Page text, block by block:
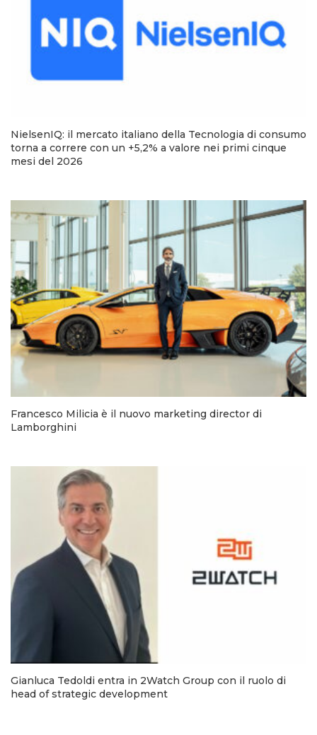
NielsenIQ: il mercato italiano della Tecnologia di consumo
torna a correre con un +5,2% a valore nei primi cinque
mesi del 2026
Francesco Milicia è il nuovo marketing director di
Lamborghini
Gianluca Tedoldi entra in 2Watch Group con il ruolo di
head of strategic development